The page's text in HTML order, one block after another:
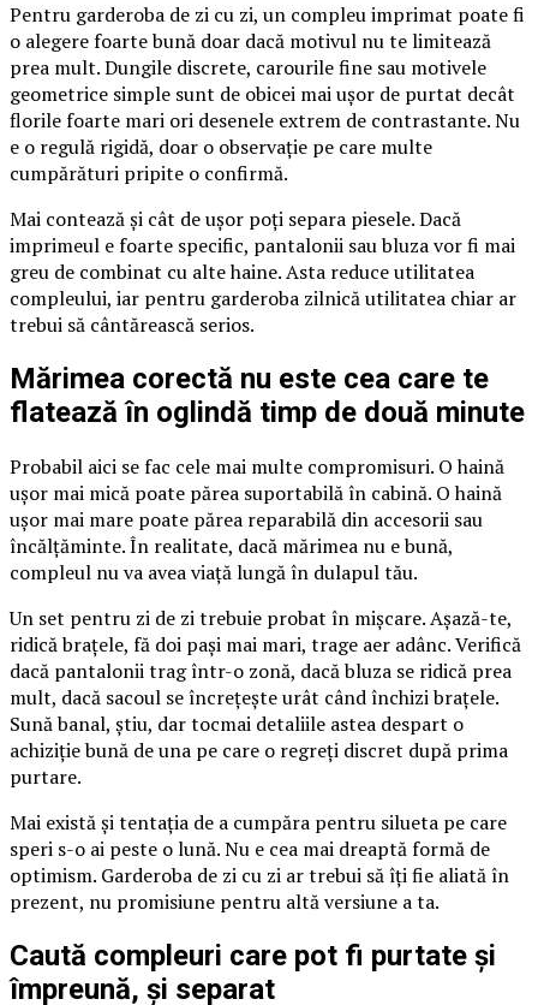
Pentru garderoba de zi cu zi, un compleu imprimat poate fi
o alegere foarte bună doar dacă motivul nu te limitează
prea mult. Dungile discrete, carourile fine sau motivele
geometrice simple sunt de obicei mai ușor de purtat decât
florile foarte mari ori desenele extrem de contrastante. Nu
e o regulă rigidă, doar o observație pe care multe
cumpărături pripite o confirmă.
Mai contează și cât de ușor poți separa piesele. Dacă
imprimeul e foarte specific, pantalonii sau bluza vor fi mai
greu de combinat cu alte haine. Asta reduce utilitatea
compleului, iar pentru garderoba zilnică utilitatea chiar ar
trebui să cântărească serios.
Mărimea corectă nu este cea care te
flatează în oglindă timp de două minute
Probabil aici se fac cele mai multe compromisuri. O haină
ușor mai mică poate părea suportabilă în cabină. O haină
ușor mai mare poate părea reparabilă din accesorii sau
încălțăminte. În realitate, dacă mărimea nu e bună,
compleul nu va avea viață lungă în dulapul tău.
Un set pentru zi de zi trebuie probat în mișcare. Așază-te,
ridică brațele, fă doi pași mai mari, trage aer adânc. Verifică
dacă pantalonii trag într-o zonă, dacă bluza se ridică prea
mult, dacă sacoul se încrețește urât când închizi brațele.
Sună banal, știu, dar tocmai detaliile astea despart o
achiziție bună de una pe care o regreți discret după prima
purtare.
Mai există și tentația de a cumpăra pentru silueta pe care
speri s-o ai peste o lună. Nu e cea mai dreaptă formă de
optimism. Garderoba de zi cu zi ar trebui să îți fie aliată în
prezent, nu promisiune pentru altă versiune a ta.
Caută compleuri care pot fi purtate și
împreună, și separat